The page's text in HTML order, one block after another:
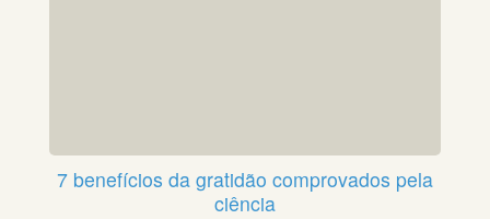
7 benefícios da gratidão comprovados pela
ciência